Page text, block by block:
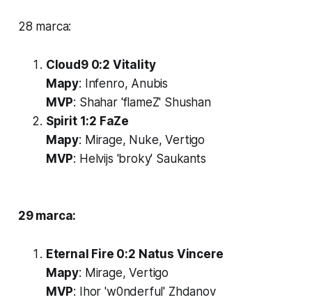
28 marca:
Cloud9 0:2 Vitality
Mapy: Infenro, Anubis
MVP: Shahar 'flameZ' Shushan
Spirit 1:2 FaZe
Mapy: Mirage, Nuke, Vertigo
MVP: Helvijs 'broky' Saukants
29 marca:
Eternal Fire 0:2 Natus Vincere
Mapy: Mirage, Vertigo
MVP: Ihor 'w0nderful' Zhdanov